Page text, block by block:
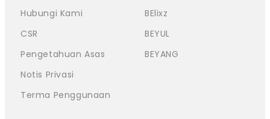
Hubungi Kami
CSR
Pengetahuan Asas
Notis Privasi
Terma Penggunaan
BElixz
BEYUL
BEYANG